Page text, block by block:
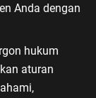
Anda dengan
hukum
aturan